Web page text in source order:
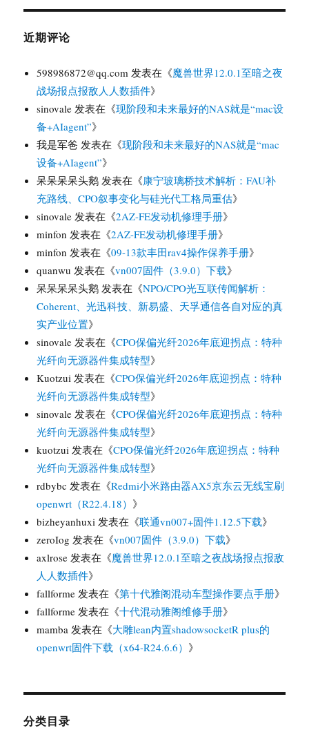
近期评论
598986872@qq.com 发表在《魔兽世界12.0.1至暗之夜
战场报点报敌人人数插件》
sinovale 发表在《现阶段和未来最好的NAS就是“mac设
备+AIagent”》
我是军爸 发表在《现阶段和未来最好的NAS就是“mac
设备+AIagent”》
呆呆呆呆头鹅 发表在《康宁玻璃桥技术解析：FAU补
充路线、CPO叙事变化与硅光代工格局重估》
sinovale 发表在《2AZ-FE发动机修理手册》
minfon 发表在《2AZ-FE发动机修理手册》
minfon 发表在《09-13款丰田rav4操作保养手册》
quanwu 发表在《vn007固件（3.9.0）下载》
呆呆呆呆头鹅 发表在《NPO/CPO光互联传闻解析：
Coherent、光迅科技、新易盛、天孚通信各自对应的真
实产业位置》
sinovale 发表在《CPO保偏光纤2026年底迎拐点：特种
光纤向无源器件集成转型》
Kuotzui 发表在《CPO保偏光纤2026年底迎拐点：特种
光纤向无源器件集成转型》
sinovale 发表在《CPO保偏光纤2026年底迎拐点：特种
光纤向无源器件集成转型》
kuotzui 发表在《CPO保偏光纤2026年底迎拐点：特种
光纤向无源器件集成转型》
rdbybc 发表在《Redmi小米路由器AX5京东云无线宝刷
openwrt（R22.4.18） 》
bizheyanhuxi 发表在《联通vn007+固件1.12.5下载》
zeroIog 发表在《vn007固件（3.9.0）下载》
axlrose 发表在《魔兽世界12.0.1至暗之夜战场报点报敌
人人数插件》
fallforme 发表在《第十代雅阁混动车型操作要点手册》
fallforme 发表在《十代混动雅阁维修手册》
mamba 发表在《大雕lean内置shadowsocketR plus的
openwrt固件下载（x64-R24.6.6） 》
分类目录